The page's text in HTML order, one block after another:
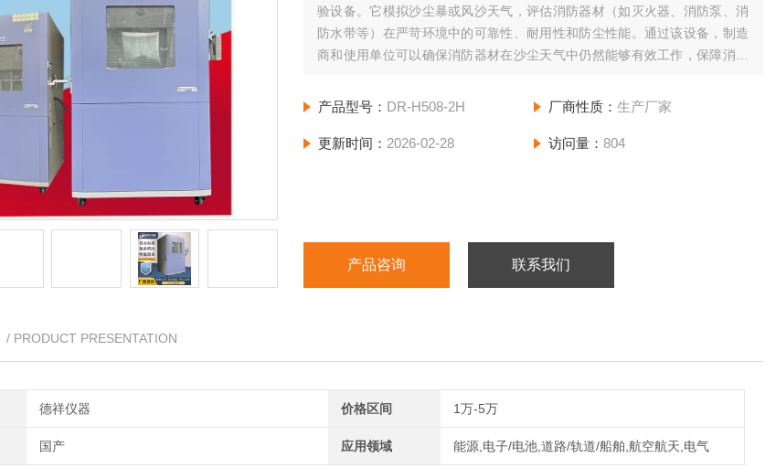
验设备。它模拟沙尘暴或风沙天气，评估消防器材（如灭火器、消防泵、消
防水带等）在严苛环境中的可靠性、耐用性和防尘性能。通过该设备，制造
商和使用单位可以确保消防器材在沙尘天气中仍然能够有效工作，保障消防
产品型号： DR-H508-2H 厂商性质： 生产厂家
更新时间： 2026-02-28 访问量： 804
产品咨询 联系我们
/ PRODUCT PRESENTATION
德祥仪器 价格区间 1万-5万
国产 应用领域 能源,电子/电池,道路/轨道/船舶,航空航天,电气